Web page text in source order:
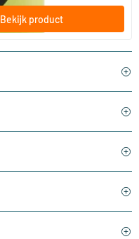
Bekijk product